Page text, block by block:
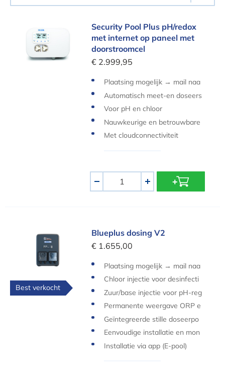
Security Pool Plus pH/redox met internet op
Security Pool Plus pH/redox
met internet op paneel met
doorstroomcel
€ 2.999,95
Plaatsing mogelijk → mail naa
r info@zwembad.be
Automatisch meet-en doseers
ysteem
Voor pH en chloor
Nauwkeurige en betrouwbare
metingen
Met cloudconnectiviteit
+
Blueplus dosing V2
Best verkocht
Blueplus dosing V2
€ 1.655,00
Plaatsing mogelijk → mail naa
rinfo@zwembad.be
Chloor injectie voor desinfecti
e
Zuur/base injectie voor pH-reg
eling
Permanente weergave ORP e
n pH waardes
Geïntegreerde stille doseerpo
mpjes
Eenvoudige installatie en mon
tage
Installatie via app (E-pool)